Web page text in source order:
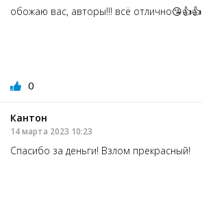
обожаю вас, авторы!!! всё отлично😘👍👍
0
Кантон
14 марта 2023 10:23
Спасибо за деньги! Взлом прекрасный!